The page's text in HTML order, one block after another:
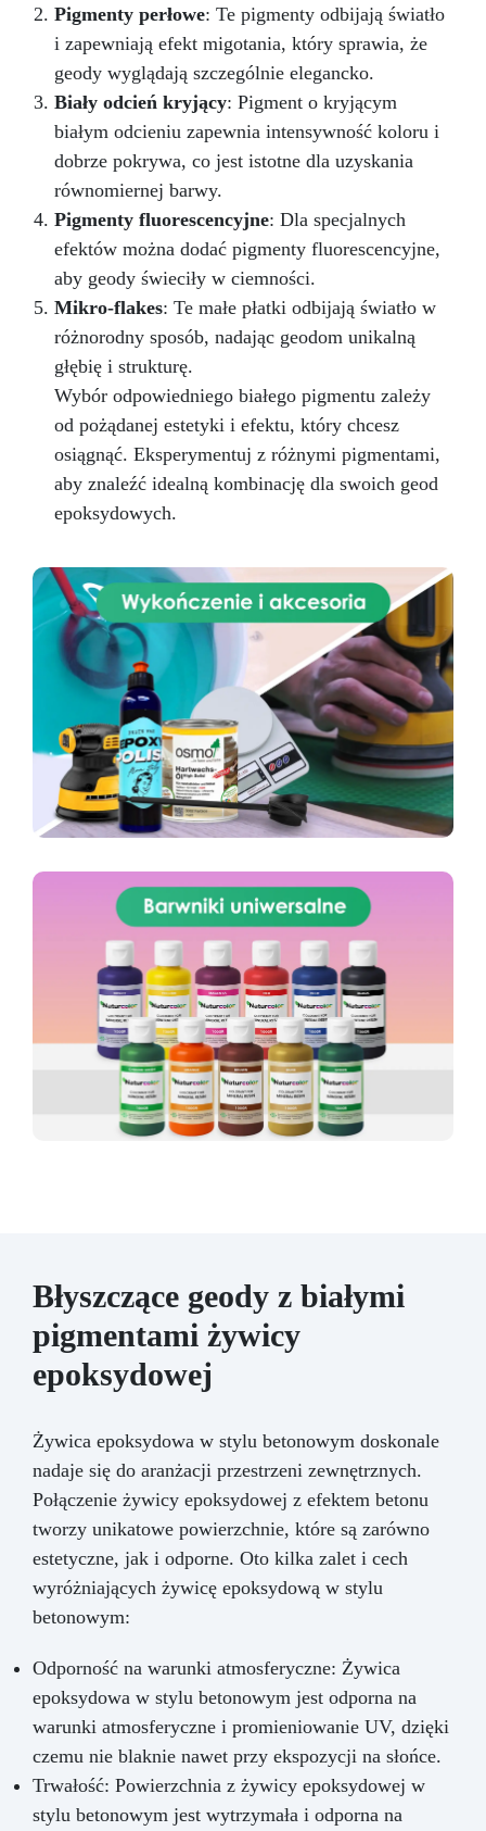
Pigmenty perłowe: Te pigmenty odbijają światło
i zapewniają efekt migotania, który sprawia, że
geody wyglądają szczególnie elegancko.
Biały odcień kryjący: Pigment o kryjącym
białym odcieniu zapewnia intensywność koloru i
dobrze pokrywa, co jest istotne dla uzyskania
równomiernej barwy.
Pigmenty fluorescencyjne: Dla specjalnych
efektów można dodać pigmenty fluorescencyjne,
aby geody świeciły w ciemności.
Mikro-flakes: Te małe płatki odbijają światło w
różnorodny sposób, nadając geodom unikalną
głębię i strukturę.
Wybór odpowiedniego białego pigmentu zależy
od pożądanej estetyki i efektu, który chcesz
osiągnąć. Eksperymentuj z różnymi pigmentami,
aby znaleźć idealną kombinację dla swoich geod
epoksydowych.
Błyszczące geody z białymi
pigmentami żywicy
epoksydowej
Żywica epoksydowa w stylu betonowym doskonale
nadaje się do aranżacji przestrzeni zewnętrznych.
Połączenie żywicy epoksydowej z efektem betonu
tworzy unikatowe powierzchnie, które są zarówno
estetyczne, jak i odporne. Oto kilka zalet i cech
wyróżniających żywicę epoksydową w stylu
betonowym:
Odporność na warunki atmosferyczne: Żywica
epoksydowa w stylu betonowym jest odporna na
warunki atmosferyczne i promieniowanie UV, dzięki
czemu nie blaknie nawet przy ekspozycji na słońce.
Trwałość: Powierzchnia z żywicy epoksydowej w
stylu betonowym jest wytrzymała i odporna na